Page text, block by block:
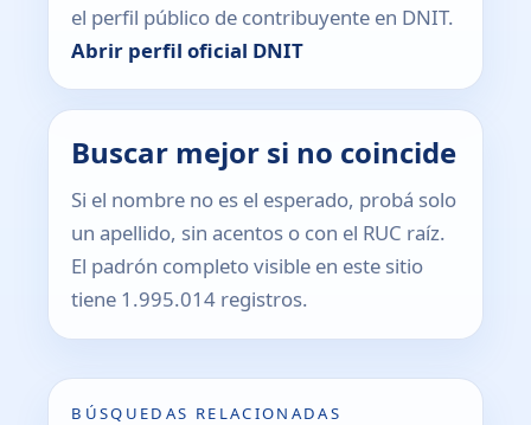
el perfil público de contribuyente en DNIT.
Abrir perfil oficial DNIT
Buscar mejor si no coincide
Si el nombre no es el esperado, probá solo
un apellido, sin acentos o con el RUC raíz.
El padrón completo visible en este sitio
tiene 1.995.014 registros.
BÚSQUEDAS RELACIONADAS